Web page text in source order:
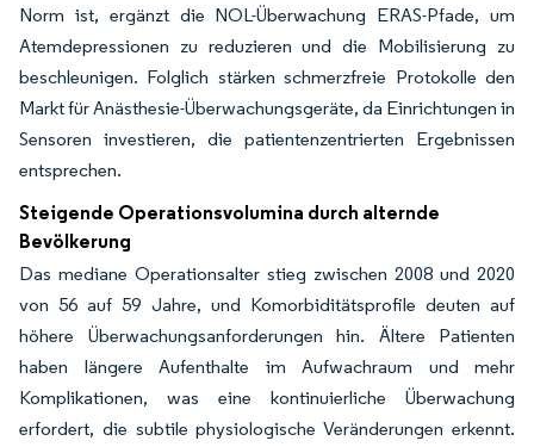
Norm ist, ergänzt die NOL-Überwachung ERAS-Pfade, um
Atemdepressionen zu reduzieren und die Mobilisierung zu
beschleunigen. Folglich stärken schmerzfreie Protokolle den
Markt für Anästhesie-Überwachungsgeräte, da Einrichtungen in
Sensoren investieren, die patientenzentrierten Ergebnissen
entsprechen.
Steigende Operationsvolumina durch alternde
Bevölkerung
Das mediane Operationsalter stieg zwischen 2008 und 2020
von 56 auf 59 Jahre, und Komorbiditätsprofile deuten auf
höhere Überwachungsanforderungen hin. Ältere Patienten
haben längere Aufenthalte im Aufwachraum und mehr
Komplikationen, was eine kontinuierliche Überwachung
erfordert, die subtile physiologische Veränderungen erkennt.